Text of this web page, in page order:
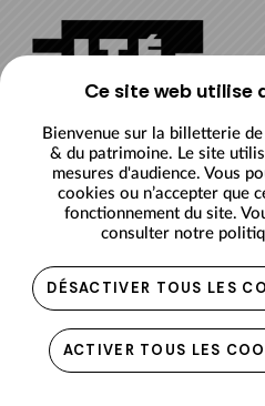
MON
Stages
Retrouvez ci-dessous la
Description
Ce site web utilise
Bienvenue sur la billetterie
& du patrimoine. Le site
mesures d'audience. Vous
cookies ou n’accepter que
fonctionnement du site.
consulter notre
DÉSACTIVER TOUS LES
ACTIVER TOUS LES